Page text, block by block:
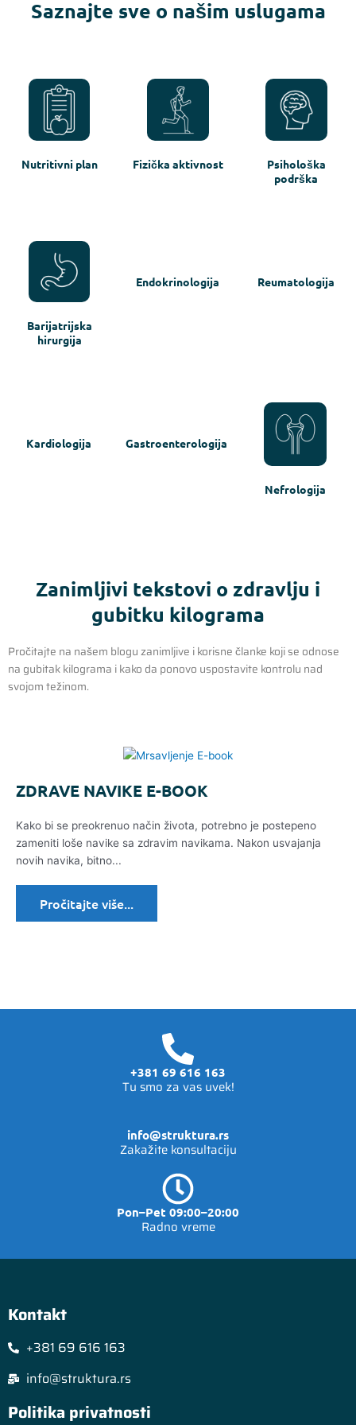
Saznajte sve o našim uslugama
Nutritivni plan Fizička aktivnost
Psihološka
podrška
Barijatrijska
hirurgija
Endokrinologija Reumatologija
Kardiologija Gastroenterologija
Nefrologija
Zanimljivi tekstovi o zdravlju i
gubitku kilograma
Pročitajte na našem blogu zanimljive i korisne članke koji se odnose
na gubitak kilograma i kako da ponovo uspostavite kontrolu nad
svojom težinom.
ZDRAVE NAVIKE E-BOOK
Kako bi se preokrenuo način života, potrebno je postepeno
zameniti loše navike sa zdravim navikama. Nakon usvajanja
novih navika, bitno...
Pročitajte više...
+381 69 616 163
Tu smo za vas uvek!
info@struktura.rs
Zakažite konsultaciju
Pon–Pet 09:00–20:00
Radno vreme
Kontakt
+381 69 616 163
info@struktura.rs
Politika privatnosti